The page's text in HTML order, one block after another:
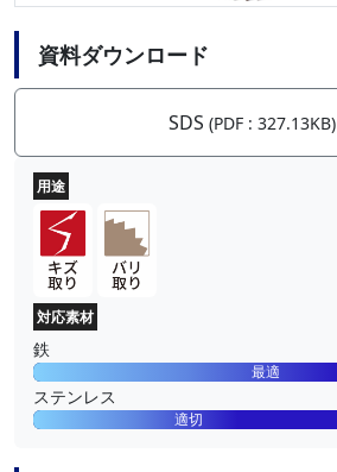
資料ダウンロード
SDS (PDF : 327.13KB)
用途
対応素材
鉄
最適
ステンレス
適切